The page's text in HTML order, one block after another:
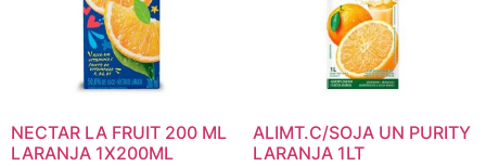
NECTAR LA FRUIT 200 ML
LARANJA 1X200ML
ALIMT.C/SOJA UN PURITY
LARANJA 1LT